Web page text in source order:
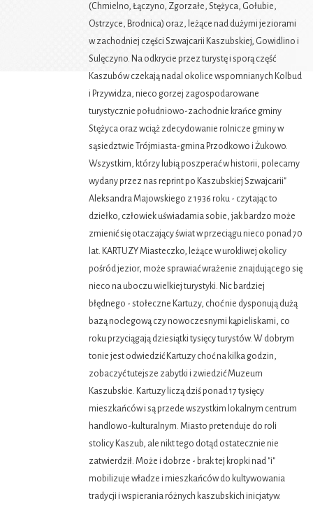
(Chmielno, Łączyno, Zgorzałe, Stężyca, Gołubie,
Ostrzyce, Brodnica) oraz, leżące nad dużymi jeziorami
w zachodniej części Szwajcarii Kaszubskiej, Gowidlino i
Sulęczyno. Na odkrycie przez turystę i sporą część
Kaszubów czekają nadal okolice wspomnianych Kolbud
i Przywidza, nieco gorzej zagospodarowane
turystycznie południowo-zachodnie krańce gminy
Stężyca oraz wciąż zdecydowanie rolnicze gminy w
sąsiedztwie Trójmiasta-gmina Przodkowo i Żukowo.
Wszystkim, którzy lubią poszperać w historii, polecamy
wydany przez nas reprint po Kaszubskiej Szwajcarii"
Aleksandra Majowskiego z 1936 roku - czytając to
dziełko, człowiek uświadamia sobie, jak bardzo może
zmienić się otaczający świat w przeciągu nieco ponad 70
lat. KARTUZY Miasteczko, leżące w urokliwej okolicy
pośród jezior, może sprawiać wrażenie znajdującego się
nieco na uboczu wielkiej turystyki. Nic bardziej
błędnego - stołeczne Kartuzy, choć nie dysponują dużą
bazą noclegową czy nowoczesnymi kąpieliskami, co
roku przyciągają dziesiątki tysięcy turystów. W dobrym
tonie jest odwiedzić Kartuzy choć na kilka godzin,
zobaczyć tutejsze zabytki i zwiedzić Muzeum
Kaszubskie. Kartuzy liczą dziś ponad 17 tysięcy
mieszkańców i są przede wszystkim lokalnym centrum
handlowo-kulturalnym. Miasto pretenduje do roli
stolicy Kaszub, ale nikt tego dotąd ostatecznie nie
zatwierdził. Może i dobrze - brak tej kropki nad "i"
mobilizuje władze i mieszkańców do kultywowania
tradycji i wspierania różnych kaszubskich inicjatyw.